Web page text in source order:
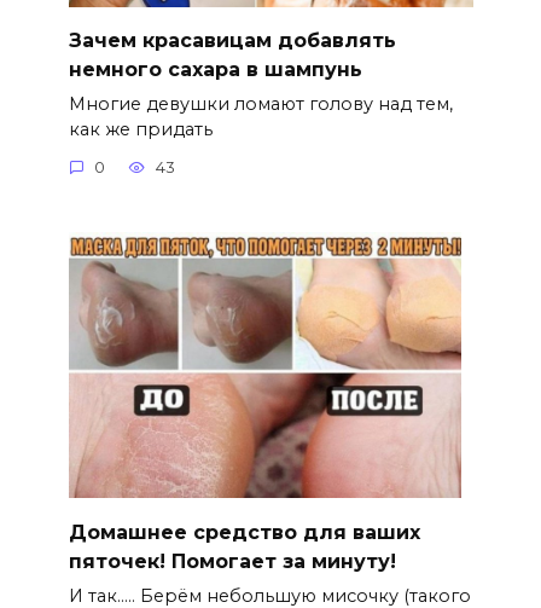
Зачем красавицам добавлять
немного сахара в шампунь
Многие девушки ломают голову над тем,
как же придать
0 43
Домашнее средство для ваших
пяточек! Помогает за минуту!
И так….. Берём небольшую мисочку (такого